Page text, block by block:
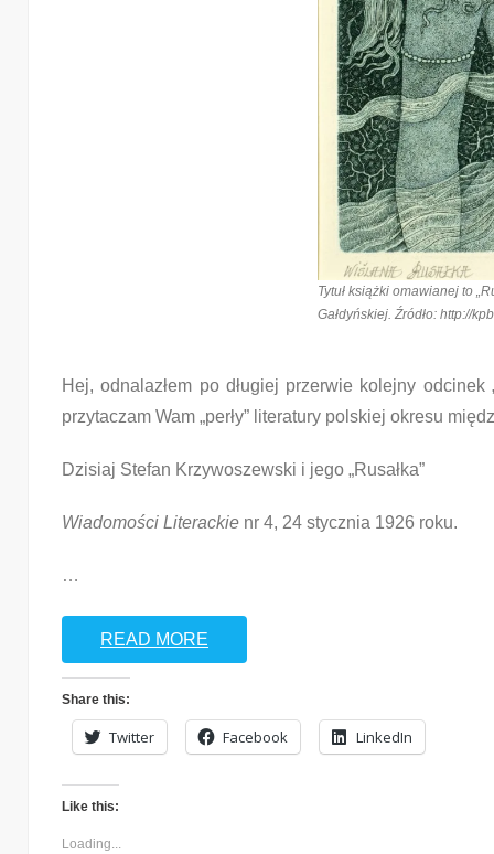
Tytuł książki omawianej to
Gałdyńskiej. Źródło: http://
Hej, odnalazłem po długiej przerwie kolejny
przytaczam Wam „perły” literatury polskiej okresu
Dzisiaj Stefan Krzywoszewski i jego „Rusałka”
Wiadomości Literackie nr 4, 24 stycznia 1926 roku.
…
READ MORE
Share this:
Twitter Facebook LinkedIn
Like this:
Loading...